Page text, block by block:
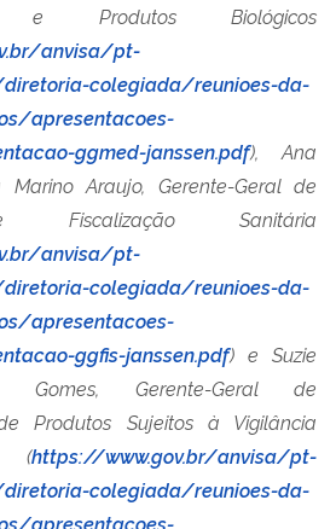
e Produtos Biológicos
anvisa/pt-
colegiada/reunioes-da-
apresentacoes-
ggmed-janssen.pdf), Ana
Marino Araujo, Gerente-Geral de
Fiscalização Sanitária
anvisa/pt-
colegiada/reunioes-da-
apresentacoes-
ggfis-janssen.pdf) e Suzie
Gomes, Gerente-Geral de
Produtos Sujeitos à Vigilância
(https://www.gov.br/anvisa/pt-
colegiada/reunioes-da-
apresentacoes-